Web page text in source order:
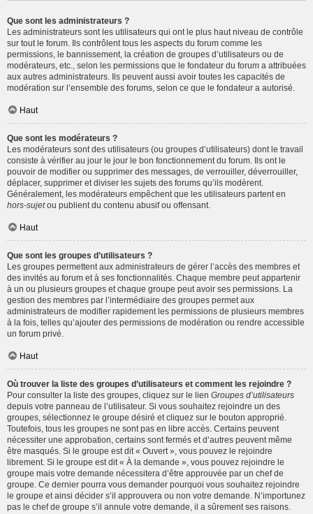
Que sont les administrateurs ?
Les administrateurs sont les utilisateurs qui ont le plus haut niveau de contrôle
sur tout le forum. Ils contrôlent tous les aspects du forum comme les
permissions, le bannissement, la création de groupes d’utilisateurs ou de
modérateurs, etc., selon les permissions que le fondateur du forum a attribuées
aux autres administrateurs. Ils peuvent aussi avoir toutes les capacités de
modération sur l’ensemble des forums, selon ce que le fondateur a autorisé.
Haut
Que sont les modérateurs ?
Les modérateurs sont des utilisateurs (ou groupes d’utilisateurs) dont le travail
consiste à vérifier au jour le jour le bon fonctionnement du forum. Ils ont le
pouvoir de modifier ou supprimer des messages, de verrouiller, déverrouiller,
déplacer, supprimer et diviser les sujets des forums qu’ils modèrent.
Généralement, les modérateurs empêchent que les utilisateurs partent en
hors-sujetou publient du contenu abusif ou offensant.
Haut
Que sont les groupes d’utilisateurs ?
Les groupes permettent aux administrateurs de gérer l’accès des membres et
des invités au forum et à ses fonctionnalités. Chaque membre peut appartenir
à un ou plusieurs groupes et chaque groupe peut avoir ses permissions. La
gestion des membres par l’intermédiaire des groupes permet aux
administrateurs de modifier rapidement les permissions de plusieurs membres
à la fois, telles qu’ajouter des permissions de modération ou rendre accessible
un forum privé.
Haut
Où trouver la liste des groupes d’utilisateurs et comment les rejoindre ?
Pour consulter la liste des groupes, cliquez sur le lien Groupes d’utilisateurs
depuis votre panneau de l’utilisateur. Si vous souhaitez rejoindre un des
groupes, sélectionnez le groupe désiré et cliquez sur le bouton approprié.
Toutefois, tous les groupes ne sont pas en libre accès. Certains peuvent
nécessiter une approbation, certains sont fermés et d’autres peuvent même
être masqués. Si le groupe est dit « Ouvert », vous pouvez le rejoindre
librement. Si le groupe est dit « À la demande », vous pouvez rejoindre le
groupe mais votre demande nécessitera d’être approuvée par un chef de
groupe. Ce dernier pourra vous demander pourquoi vous souhaitez rejoindre
le groupe et ainsi décider s’il approuvera ou non votre demande. N’importunez
pas le chef de groupe s’il annule votre demande, il a sûrement ses raisons.